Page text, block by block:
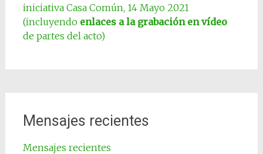
iniciativa Casa Común, 14 Mayo 2021
(incluyendo enlaces a la grabación en vídeo
de partes del acto)
Mensajes recientes
Mensajes recientes